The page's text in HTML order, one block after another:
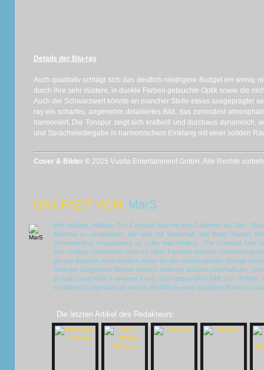
Details der Blu-ray
Auch qualitativ schlägt sich das deutlich niedrigere Budget ein wenig
durch ihre sehr düstere, in dunkle Farben getauchte Optik sowie die
Auch der Schwarzwert könnte an mancher Stelle etwas ausgeprägter
ray ein scharfes, angenehm detailiertes Bild, das zumindest
harmoniert. Die Tonspur zeigt sich kraftvoll und durchaus dynamisch,
und Sprachwiedergabe in harmonischem Einklang mit einer soliden
Cover & Bilder © 2025 Vuelta Entertainment GmbH. Alle Rechte
DAS FAZIT VON: MarS
Wer anfängt, Hellboy: The Crooked Manmit den Guillermo del Toro -
Marshal zu vergleichen, der wird mit Sicherheit von Brian Taylors
Vorkenntnisse voraussetzt, so sollte manHellboy: The Crooked Man
dem Hellboy-Universum nicht nur neue Facetten entlockt und
gerade dadurch auch deutlich näher an der ursprünglichen Vorlage
niedriger budgetierte Reboot nämlich nicht nur äußerst unterhaltsam,
ja dann tatsächlich in anderer Form, denn letztendlich fühlt sich Hellboy:
erzählerisch irgendwie an wie ein Pilotfilm zu einer spaßigen Reihe im
Die letzten Artikel des Redakteurs: